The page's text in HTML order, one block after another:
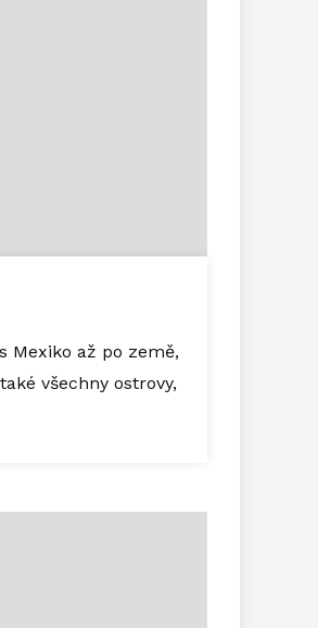
Mexiko až po země,
všechny ostrovy,